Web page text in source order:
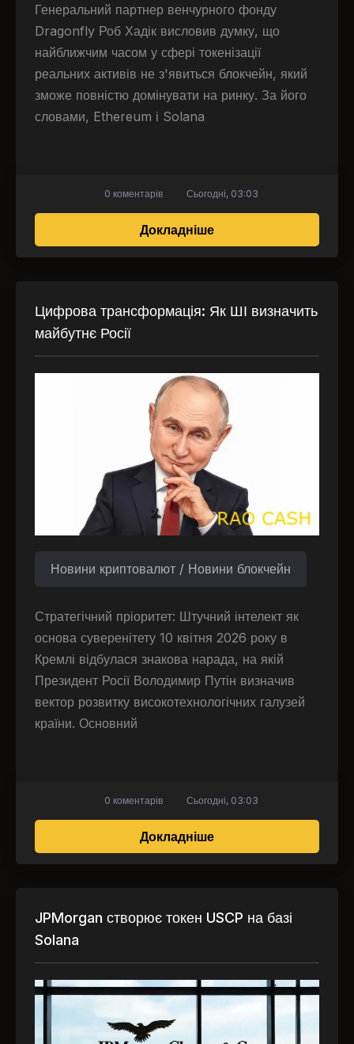
Генеральний партнер венчурного фонду
Dragonfly Роб Хадік висловив думку, що
найближчим часом у сфері токенізації
реальних активів не з'явиться блокчейн, який
зможе повністю домінувати на ринку. За його
словами, Ethereum і Solana
Докладнішепро Solana та
0 коментарів Сьогодні, 03:03
Цифрова трансформація: Як ШІ визначить
майбутнє Росії
Новини криптовалют / Новини блокчейн
Стратегічний пріоритет: Штучний інтелект як
основа суверенітету 10 квітня 2026 року в
Кремлі відбулася знакова нарада, на якій
Президент Росії Володимир Путін визначив
вектор розвитку високотехнологічних галузей
країни. Основний
Докладнішепро Цифрова
0 коментарів Сьогодні, 03:03
JPMorgan створює токен USCP на базі
Solana